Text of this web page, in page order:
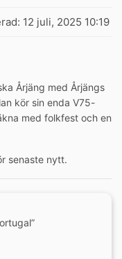
12 juli, 2025 10:19
Årjäng med Årjängs
kör sin enda V75-
med folkfest och en
senaste nytt.